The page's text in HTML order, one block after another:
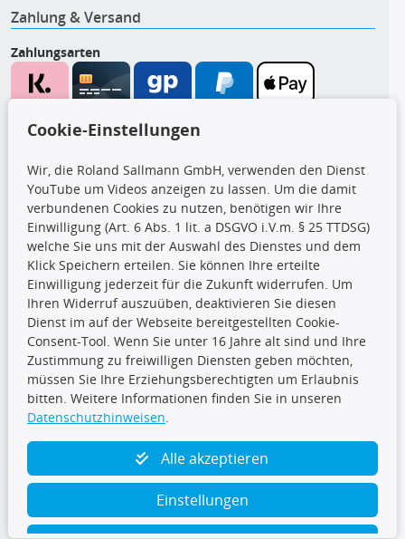
Zahlung & Versand
Zahlungsarten
CARAT Gruppe
Folge uns
TecDoc Inside
Cookie-Einstellungen
Wir, die Roland Sallmann GmbH, verwenden den Dienst
YouTube um Videos anzeigen zu lassen. Um die damit
verbundenen Cookies zu nutzen, benötigen wir Ihre
Einwilligung (Art. 6 Abs. 1 lit. a DSGVO i.V.m. § 25 TTDSG)
welche Sie uns mit der Auswahl des Dienstes und dem
Klick Speichern erteilen. Sie können Ihre erteilte
Einwilligung jederzeit für die Zukunft widerrufen. Um
Ihren Widerruf auszuüben, deaktivieren Sie diesen
Dienst im auf der Webseite bereitgestellten Cookie-
Consent-Tool. Wenn Sie unter 16 Jahre alt sind und Ihre
Zustimmung zu freiwilligen Diensten geben möchten,
müssen Sie Ihre Erziehungsberechtigten um Erlaubnis
bitten. Weitere Informationen finden Sie in unseren
Datenschutzhinweisen.
Alle akzeptieren
Einstellungen